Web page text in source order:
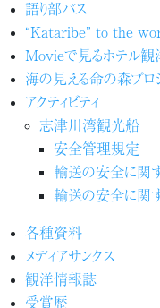
語り部バス
“Kataribe” to the
Movieで見るホテル観
海の見える命の森プロ
アクティビティ
志津川湾観光船
安全管理規定
輸送の安全に関
輸送の安全に関
各種資料
メディアサンクス
観洋情報誌
受賞歴